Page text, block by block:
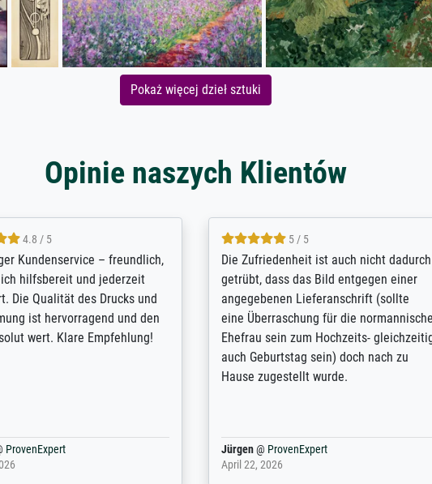
Pokaż więcej dzieł sztuki
Opinie naszych Klientów
5 / 5
mit der
Großvaters aus dem 1.
benötigte ich ein
Bild. Das habe ich bei
Bei der Auswahl der
...
ProvenExpert
2026
4.8 / 5
Hervorragende Qualität. Man kann sich
vieles anpassen lassen, wie z.B.:
Randentfernung, Farbe, Helligkeit,
Kontrast und Weiteres. Sehr freundliche
Kontaktperson per Mail. Das Bild (ein
Kunstdruck) wurde sehr gut verpackt -
sehr starke Papprolle mit Plastikdeckeln
Anonym@ProvenExpert
August 12, 2025